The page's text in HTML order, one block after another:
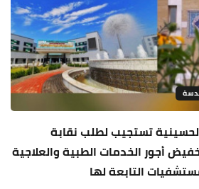
الحسينية تستجيب لطلب نقابة
أجور الخدمات الطبية والعلاجية
التابعة لها